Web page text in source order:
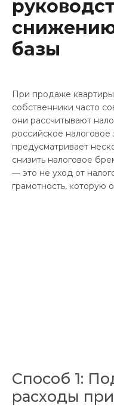
Контакты
базы
При продаже
собственники часто
они рассчитывают
российское налоговое
предусматривает
снизить налоговое
— это не уход от
грамотность, которую
Способ 1:
расходы